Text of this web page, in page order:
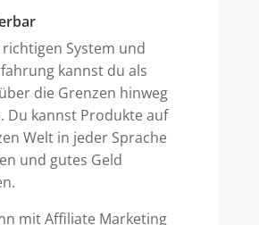
System und
kannst du als
die Grenzen hinweg
Du kannst Produkte auf
Welt in jeder Sprache
und gutes Geld
mit Affiliate Marketing